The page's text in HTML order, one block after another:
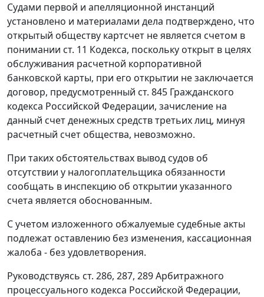
Судами первой и апелляционной инстанций
установлено и материалами дела подтверждено, что
открытый обществу картсчет не является счетом в
понимании ст. 11 Кодекса, поскольку открыт в целях
обслуживания расчетной корпоративной
банковской карты, при его открытии не заключается
договор, предусмотренный ст. 845 Гражданского
кодекса Российской Федерации, зачисление на
данный счет денежных средств третьих лиц, минуя
расчетный счет общества, невозможно.
При таких обстоятельствах вывод судов об
отсутствии у налогоплательщика обязанности
сообщать в инспекцию об открытии указанного
счета является обоснованным.
С учетом изложенного обжалуемые судебные акты
подлежат оставлению без изменения, кассационная
жалоба - без удовлетворения.
Руководствуясь ст. 286, 287, 289Арбитражного
процессуального кодекса Российской Федерации,